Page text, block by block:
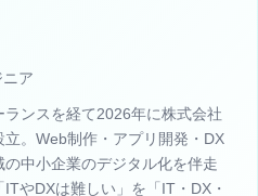
ア
ランスを経て2026年に株式会社
。Web制作・アプリ開発・DX
中小企業のデジタル化を伴走
やDXは難しい」を「IT・DX・